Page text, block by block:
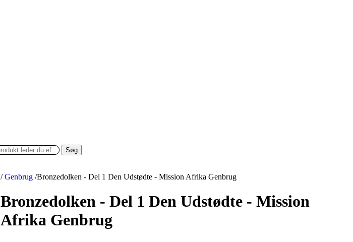
Søg
/ Genbrug /Bronzedolken - Del 1 Den Udstødte - Mission Afrika Genbrug
Bronzedolken - Del 1 Den Udstødte - Mission
Afrika Genbrug